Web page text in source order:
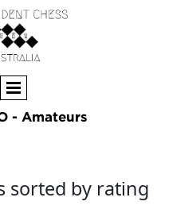
- Amateurs